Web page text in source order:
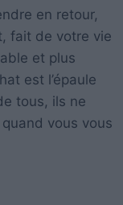
en retour,
fait de votre vie
et plus
est l’épaule
tous, ils ne
vous vous